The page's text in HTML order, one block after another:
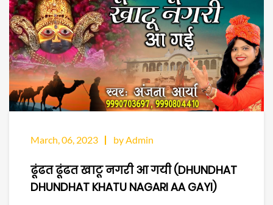
March, 06, 2023 by Admin
ढूंढत ढूंढत खाटू नगरी आ गयी (DHUNDHAT
DHUNDHAT KHATU NAGARI AA GAYI)